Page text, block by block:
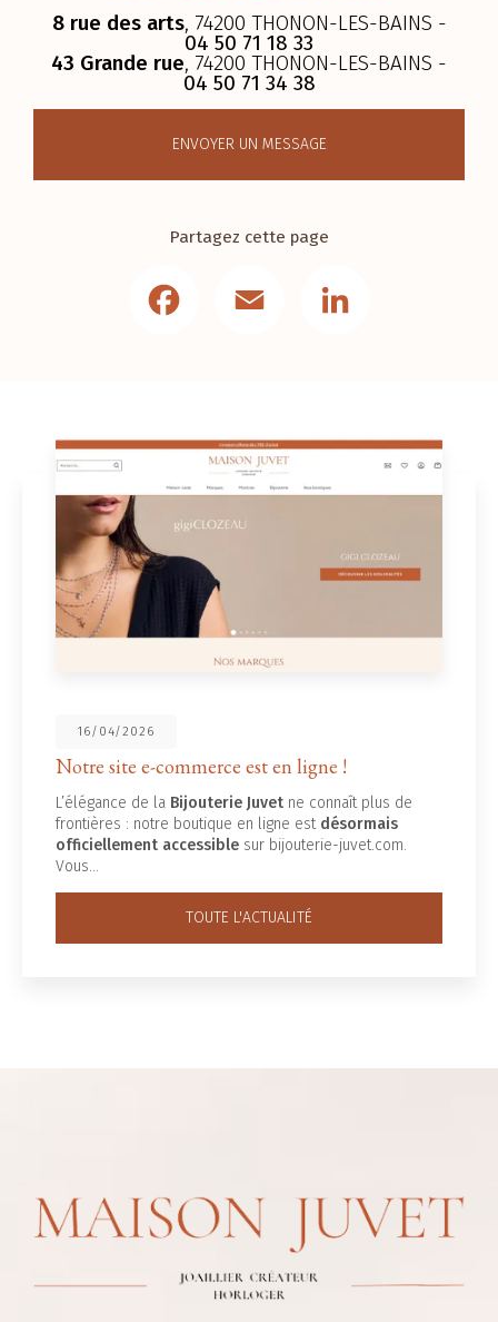
8 rue des arts, 74200 THONON-LES-BAINS -
04 50 71 18 33
43 Grande rue, 74200 THONON-LES-BAINS -
04 50 71 34 38
ENVOYER UN MESSAGE
Partagez cette page
16/04/2026
Notre site e-commerce est en ligne !
L’élégance de laBijouterie Juvetne connaît plus de
frontières : notre boutique en ligne est désormais
officiellement accessiblesur bijouterie-juvet.com.
Vous…
TOUTE L'ACTUALITÉ